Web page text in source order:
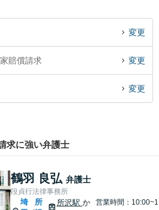
変更
賠償請求 変更
変更
求に強い弁護士
鶴羽 良弘 弁護士
段貞行法律事務所
埼
所
所沢駅 か
営業時間：10:00~1